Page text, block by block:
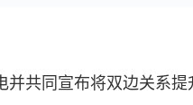
共同宣布将双边关系